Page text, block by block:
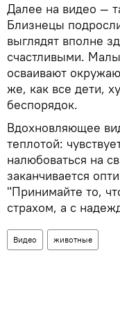
Далее на видео —
Близнецы
выглядят вполне
счастливыми.
осваивают
же, как все дети,
беспорядок.
Вдохновляющее
теплотой:
налюбоваться на
заканчивается
"Принимайте то,
страхом, а с
Видео животные